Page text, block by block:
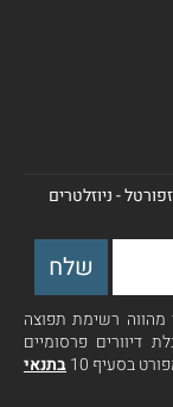
- ניוזלטרים
רשימת תפוצה
דיוורים פרסומיים
בסעיף 10
בתנאי